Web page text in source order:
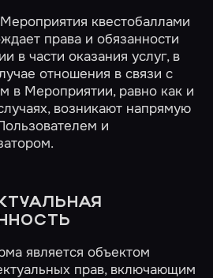
квестобаллами
права и обязанности
в части оказания услуг, в
отношения в связи с
в Мероприятии, равно как и
возникают напрямую
и
является объектом
прав, включающим